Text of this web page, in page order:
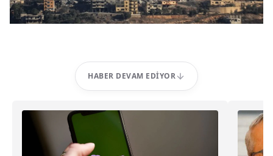
HABER DEVAM EDIYOR